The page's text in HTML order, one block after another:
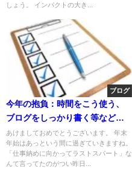
しょう。 インパクトの大き...
ブログ
今年の抱負：時間をこう使う、
ブログをしっかり書く等など月
並みだけどね
あけましておめでとうございます。 年末
年始はあっという間に過ぎていきますね。
「仕事納めに向かってラストスパート」な
んて言ってたのがつい昨日...